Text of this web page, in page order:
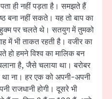
ही नहीं पड़ता है। समझते हैं
बना नहीं सकते। यह तो बाप का
पर चलते थे। सतयुग में तुमको
में भी ताकत रहती है। वजीर का
हो हमने विश्व का मालिक बन
है, जैसे चलाया था। बरोबर
था ना। हर एक को अपनी-अपनी
राजधानी होगी। दूसरे भी